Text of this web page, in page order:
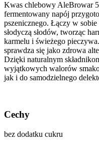
Kwas chlebowy AleBrowar
fermentowany napój
pszenicznego. Łączy w
słodyczą słodów, tworząc
karmelu i świeżego
sprawdza się jako zdrowa
Dzięki naturalnym
wyjątkowych walorów
jak i do samodzielnego
Cechy
bez dodatku cukru